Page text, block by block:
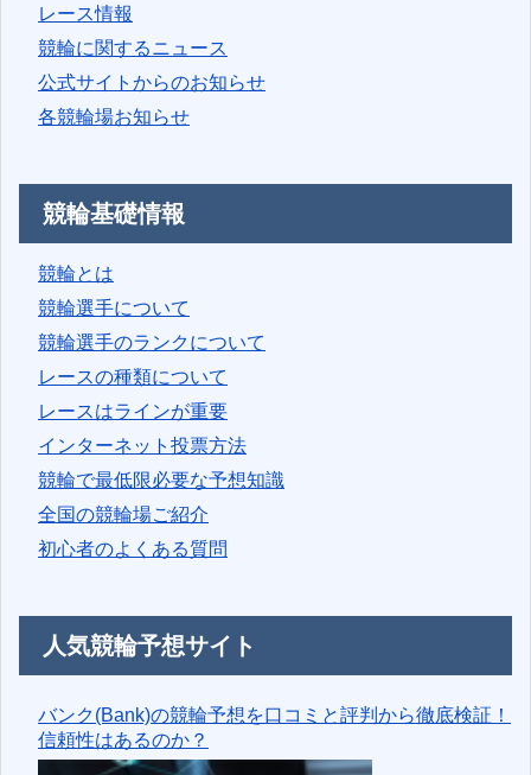
レース情報
競輪に関するニュース
公式サイトからのお知らせ
各競輪場お知らせ
競輪基礎情報
競輪とは
競輪選手について
競輪選手のランクについて
レースの種類について
レースはラインが重要
インターネット投票方法
競輪で最低限必要な予想知識
全国の競輪場ご紹介
初心者のよくある質問
人気競輪予想サイト
バンク(Bank)の競輪予想を口コミと評判から徹底検証！
信頼性はあるのか？